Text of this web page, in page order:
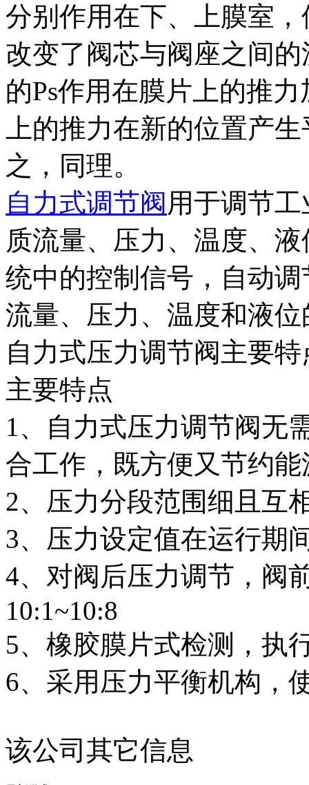
分别作用在下、上膜室
改变了阀芯与阀座之间
的Ps作用在膜片上的推
上的推力在新的位置产
之，同理。
自力式调节阀用于调节
质流量、压力、温度、
统中的控制信号，自动
流量、压力、温度和液
自力式压力调节阀主要
主要特点
1、自力式压力调节阀无
合工作，既方便又节约能
2、压力分段范围细且互
3、压力设定值在运行期
4、对阀后压力调节，阀
10:1~10:8
5、橡胶膜片式检测，执
6、采用压力平衡机构，
该公司其它信息